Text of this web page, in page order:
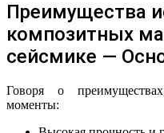
Преимущества
композитных
сейсмике —
Говоря о
моменты: